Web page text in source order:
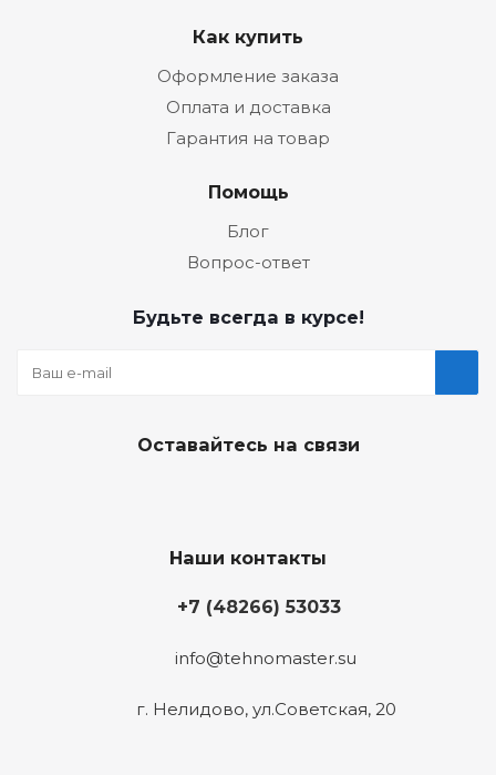
Как купить
Оформление заказа
Оплата и доставка
Гарантия на товар
Помощь
Блог
Вопрос-ответ
Будьте всегда в курсе!
Оставайтесь на связи
Наши контакты
+7 (48266) 53033
info@tehnomaster.su
г. Нелидово, ул.Советская, 20